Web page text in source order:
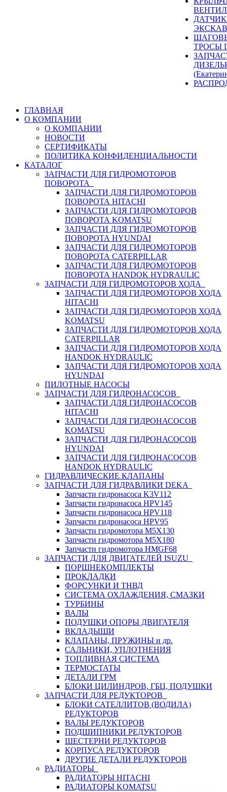
ТРОСЫ
ГЛАВНАЯ
О КОМПАНИИ
О КОМПАНИИ
НОВОСТИ
СЕРТИФИКАТЫ
ПОЛИТИКА КОНФИДЕНЦИАЛЬНОСТИ
КАТАЛОГ
ЗАПЧАСТИ ДЛЯ ГИДРОМОТОРОВ
ПОВОРОТА
ЗАПЧАСТИ ДЛЯ ГИДРОМОТОРОВ
ПОВОРОТА HITACHI
ЗАПЧАСТИ ДЛЯ ГИДРОМОТОРОВ
ПОВОРОТА KOMATSU
ЗАПЧАСТИ ДЛЯ ГИДРОМОТОРОВ
ПОВОРОТА HYUNDAI
ЗАПЧАСТИ ДЛЯ ГИДРОМОТОРОВ
ПОВОРОТА CATERPILLAR
ЗАПЧАСТИ ДЛЯ ГИДРОМОТОРОВ
ПОВОРОТА HANDOK HYDRAULIC
ЗАПЧАСТИ ДЛЯ ГИДРОМОТОРОВ ХОДА
ЗАПЧАСТИ ДЛЯ ГИДРОМОТОРОВ ХОДА
HITACHI
ЗАПЧАСТИ ДЛЯ ГИДРОМОТОРОВ ХОДА
KOMATSU
ЗАПЧАСТИ ДЛЯ ГИДРОМОТОРОВ ХОДА
CATERPILLAR
ЗАПЧАСТИ ДЛЯ ГИДРОМОТОРОВ ХОДА
HANDOK HYDRAULIC
ЗАПЧАСТИ ДЛЯ ГИДРОМОТОРОВ ХОДА
HYUNDAI
ПИЛОТНЫЕ НАСОСЫ
ЗАПЧАСТИ ДЛЯ ГИДРОНАСОСОВ
ЗАПЧАСТИ ДЛЯ ГИДРОНАСОСОВ
HITACHI
ЗАПЧАСТИ ДЛЯ ГИДРОНАСОСОВ
KOMATSU
ЗАПЧАСТИ ДЛЯ ГИДРОНАСОСОВ
HYUNDAI
ЗАПЧАСТИ ДЛЯ ГИДРОНАСОСОВ
HANDOK HYDRAULIC
ГИДРАВЛИЧЕСКИЕ КЛАПАНЫ
ЗАПЧАСТИ ДЛЯ ГИДРАВЛИКИ DEKA
Запчасти гидронасоса K3V112
Запчасти гидронасоса HPV145
Запчасти гидронасоса HPV118
Запчасти гидронасоса HPV95
Запчасти гидромотора M5X130
Запчасти гидромотора M5X180
Запчасти гидромотора HMGF68
ЗАПЧАСТИ ДЛЯ ДВИГАТЕЛЕЙ ISUZU
ПОРШНЕКОМПЛЕКТЫ
ПРОКЛАДКИ
ФОРСУНКИ И ТНВД
СИСТЕМА ОХЛАЖДЕНИЯ, СМАЗКИ
ТУРБИНЫ
ВАЛЫ
ПОДУШКИ ОПОРЫ ДВИГАТЕЛЯ
ВКЛАДЫШИ
КЛАПАНЫ, ПРУЖИНЫ и др.
САЛЬНИКИ, УПЛОТНЕНИЯ
ТОПЛИВНАЯ СИСТЕМА
ТЕРМОСТАТЫ
ДЕТАЛИ ГРМ
БЛОКИ ЦИЛИНДРОВ, ГБЦ, ПОДУШКИ
ЗАПЧАСТИ ДЛЯ РЕДУКТОРОВ
БЛОКИ САТЕЛЛИТОВ (ВОДИЛА)
РЕДУКТОРОВ
ВАЛЫ РЕДУКТОРОВ
ПОДШИПНИКИ РЕДУКТОРОВ
ШЕСТЕРНИ РЕДУКТОРОВ
КОРПУСА РЕДУКТОРОВ
ДРУГИЕ ДЕТАЛИ РЕДУКТОРОВ
РАДИАТОРЫ
РАДИАТОРЫ HITACHI
РАДИАТОРЫ KOMATSU